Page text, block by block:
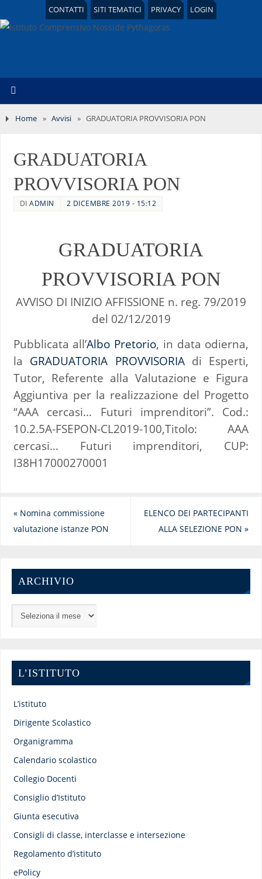
CONTATTI SITI TEMATICI PRIVACY LOGIN
Home » Avvisi » GRADUATORIA PROVVISORIA PON
GRADUATORIA
PROVVISORIA PON
DIADMIN 2 DICEMBRE 2019 - 15:12
GRADUATORIA
PROVVISORIA PON
AVVISO DI INIZIO AFFISSIONE n. reg. 79/2019
del 02/12/2019
Pubblicata all’Albo Pretorio, in data odierna,
la GRADUATORIA PROVVISORIAdi Esperti,
Tutor, Referente alla Valutazione e Figura
Aggiuntiva per la realizzazione del Progetto
“AAA cercasi… Futuri imprenditori”. Cod.:
10.2.5A-FSEPON-CL2019-100,Titolo: AAA
cercasi… Futuri imprenditori, CUP:
I38H17000270001
«Nomina commissione
valutazione istanze PON
ELENCO DEI PARTECIPANTI
ALLA SELEZIONE PON»
ARCHIVIO
L’ISTITUTO
L’istituto
Dirigente Scolastico
Organigramma
Calendario scolastico
Collegio Docenti
Consiglio d’Istituto
Giunta esecutiva
Consigli di classe, interclasse e intersezione
Regolamento d’istituto
ePolicy